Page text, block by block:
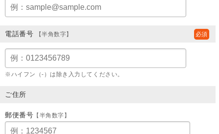
電話番号 【半角数字】
※ハイフン（-）は除き入力してください。
ご住所
郵便番号 【半角数字】